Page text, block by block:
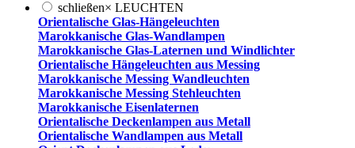
schließen× LEUCHTEN
Orientalische Glas-Hängeleuchten
Marokkanische Glas-Wandlampen
Marokkanische Glas-Laternen und Windlichter
Orientalische Hängeleuchten aus Messing
Marokkanische Messing Wandleuchten
Marokkanische Messing Stehleuchten
Marokkanische Eisenlaternen
Orientalische Deckenlampen aus Metall
Orientalische Wandlampen aus Metall